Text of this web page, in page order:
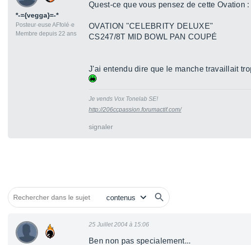
*-={vegga}=-*
Posteur·euse AFfolé·e
Membre depuis 22 ans
Quest-ce que vous pensez de cette Ovation :
OVATION "CELEBRITY DELUXE"
CS247/8T MID BOWL PAN COUPÉ
J'ai entendu dire que le manche travaillait
Je vends Vox Tonelab SE!
http://206ccpassion.forumactif.com/
signaler
25 Juillet 2004 à 15:06
Ben non pas specialement...